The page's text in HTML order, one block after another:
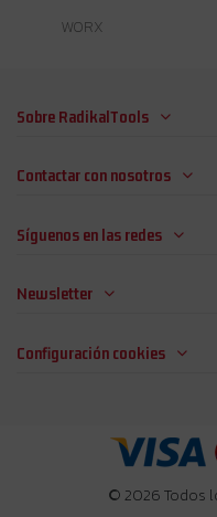
WORX
Sobre RadikalTools
Contactar con nosotros
Síguenos en las redes
Newsletter
Configuración cookies
© 2026 Todos